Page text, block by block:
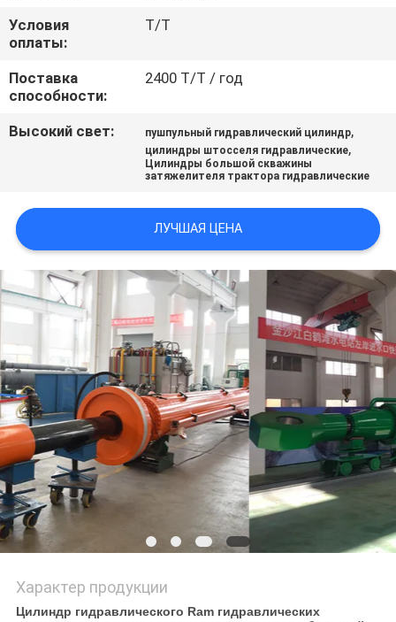
С
НАМИ
ЗАПРОСИТЕ
КАРТА
САЙТА
ПОЛИТИКА
КОНФИДЕНЦИАЛЬНОСТИ
Условия
оплаты:
T/T
Поставка
способности:
2400 Т/Т / год
Высокий свет: пушпульный гидравлический цилиндр,
цилиндры штосселя гидравлические,
Цилиндры большой скважины
затяжелителя трактора гидравлические
ЛУЧШАЯ ЦЕНА
Характер продукции
Цилиндр гидравлического Ram гидравлических